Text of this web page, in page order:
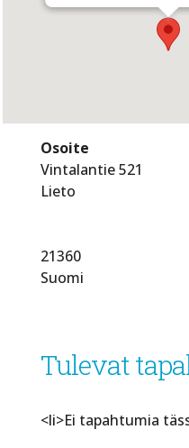
Osoite
Vintalantie 521
Lieto
21360
Suomi
Tulevat
<li>Ei tapahtumia